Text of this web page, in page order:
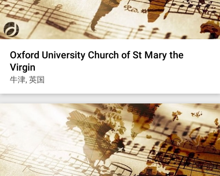
Oxford University Church of St Mary the
Virgin
牛津, 英国